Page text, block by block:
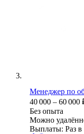
Менеджер по
40 000 – 60 000
Без опыта
Можно
Выплаты: Раз в